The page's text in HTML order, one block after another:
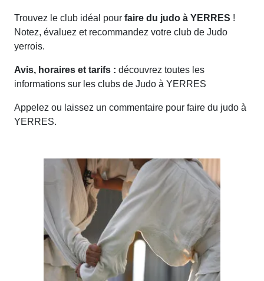
Trouvez le club idéal pour faire du judo à YERRES !
Notez, évaluez et recommandez votre club de Judo
yerrois.
Avis, horaires et tarifs : découvrez toutes les
informations sur les clubs de Judo à YERRES
Appelez ou laissez un commentaire pour faire du judo à
YERRES.